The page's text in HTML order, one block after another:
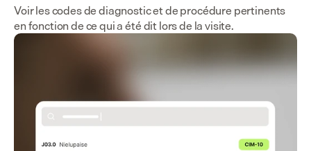
Voir les codes de diagnostic et de procédure pertinents
en fonction de ce qui a été dit lors de la visite.